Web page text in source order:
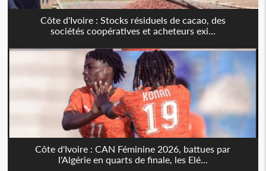
Côte d'Ivoire : Stocks résiduels de cacao, des
sociétés coopératives et acheteurs exi...
Côte d'Ivoire : CAN Féminine 2026, battues par
l'Algérie en quarts de finale, les Elé...